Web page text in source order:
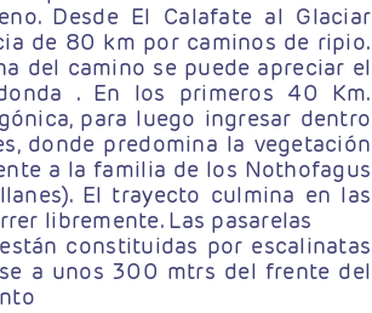
Desde El Calafate al Glaciar
de 80 km por caminos de ripio.
del camino se puede apreciar el
. En los primeros 40 Km.
para luego ingresar dentro
donde predomina la vegetación
a la familia de los Nothofagus
El trayecto culmina en las
libremente. Las pasarelas
constituidas por escalinatas
a unos 300 mtrs del frente del